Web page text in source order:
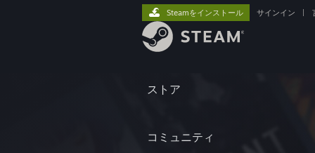
ストア
コミュニティ
Steamをインストール サインイン